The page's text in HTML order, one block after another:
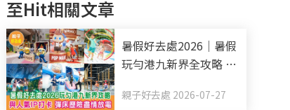
至Hit相關文章
暑假好去處2026｜暑假
玩勻港九新界全攻略 與
情放電（持續更新）
親子好去處 2026-07-27